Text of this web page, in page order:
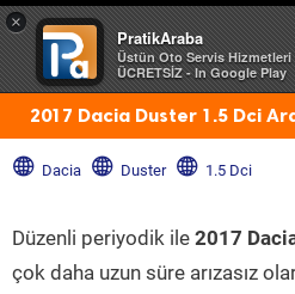
×
PratikAraba
Üstün Oto Servis Hizmetleri
ÜCRETSİZ - In Google Play
2017 Dacia Duster 1.5 Dci
Dacia Duster 1.5 Dci
Düzenli periyodik ile 2017
çok daha uzun süre arızasız